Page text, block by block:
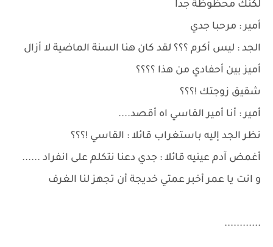
لكنك محظوظة جداً
أمير : مرحبا جدي
الجد : ليس أكرم ؟؟؟ لقد كان هنا السنة الماضية لا أزال
أميز بين أحفادي من هذا ؟؟؟؟
شقيق زوجتك !؟؟؟
أمير : أنا أمير القاسي اه أقصد....
نظر الجد إليه باستغراب قائلا : القاسي !؟؟؟
أغمض آدم عينيه قائلا : جدي دعنا نتكلم على انفراد ......
و انت يا عمر أخبر عمتي خديجة أن تجهز لنا الغرف
............